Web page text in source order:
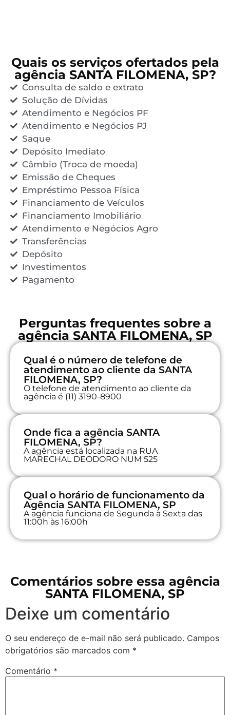
Quais os serviços ofertados pela
agência SANTA FILOMENA, SP?
Consulta de saldo e extrato
Solução de Dívidas
Atendimento e Negócios PF
Atendimento e Negócios PJ
Saque
Depósito Imediato
Câmbio (Troca de moeda)
Emissão de Cheques
Empréstimo Pessoa Física
Financiamento de Veículos
Financiamento Imobiliário
Atendimento e Negócios Agro
Transferências
Depósito
Investimentos
Pagamento
Perguntas frequentes sobre a
agência SANTA FILOMENA, SP
Qual é o número de telefone de
atendimento ao cliente da SANTA
FILOMENA, SP?
O telefone de atendimento ao cliente da
agência é (11) 3190-8900
Onde fica a agência SANTA
FILOMENA, SP?
A agência está localizada na RUA
MARECHAL DEODORO NUM 525
Qual o horário de funcionamento da
Agência SANTA FILOMENA, SP
A agência funciona de Segunda à Sexta das
11:00h às 16:00h
Comentários sobre essa agência
SANTA FILOMENA, SP
Deixe um comentário
O seu endereço de e-mail não será publicado. Campos
obrigatórios são marcados com *
Comentário *